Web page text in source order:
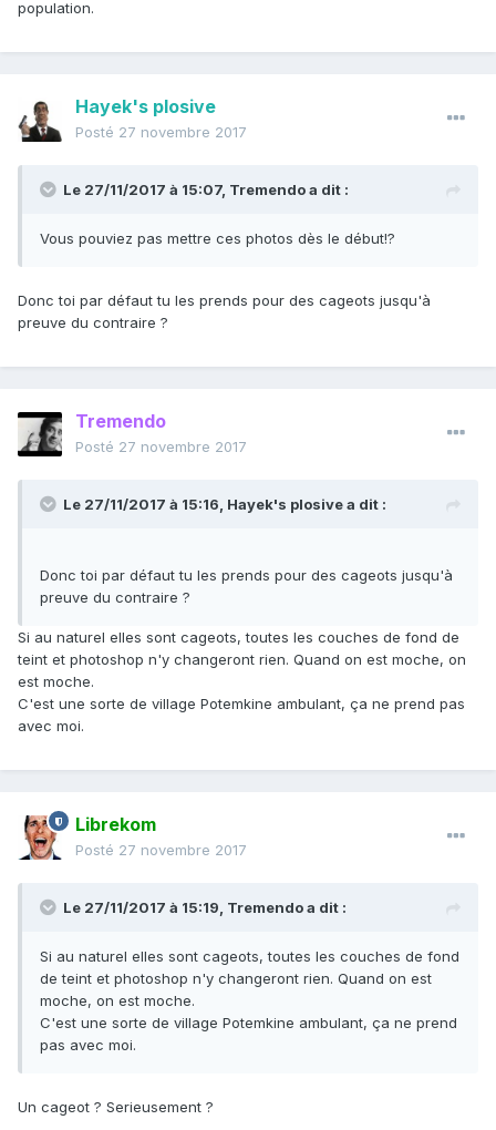
population.
Hayek's plosive
Posté 27 novembre 2017
Le 27/11/2017 à 15:07, Tremendoa dit :
Vous pouviez pas mettre ces photos dès le début!?
Donc toi par défaut tu les prends pour des cageots jusqu'à
preuve du contraire ?
Tremendo
Posté 27 novembre 2017
Le 27/11/2017 à 15:16, Hayek's plosivea dit :
Donc toi par défaut tu les prends pour des cageots jusqu'à
preuve du contraire ?
Si au naturel elles sont cageots, toutes les couches de fond de
teint et photoshop n'y changeront rien. Quand on est moche, on
est moche.
C'est une sorte de village Potemkine ambulant, ça ne prend pas
avec moi.
Librekom
Posté 27 novembre 2017
Le 27/11/2017 à 15:19, Tremendoa dit :
Si au naturel elles sont cageots, toutes les couches de fond
de teint et photoshop n'y changeront rien. Quand on est
moche, on est moche.
C'est une sorte de village Potemkine ambulant, ça ne prend
pas avec moi.
Un cageot ? Serieusement ?